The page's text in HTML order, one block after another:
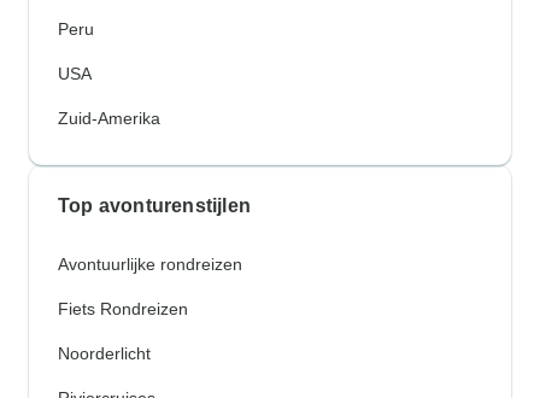
Peru
USA
Zuid-Amerika
Top avonturenstijlen
Avontuurlijke rondreizen
Fiets Rondreizen
Noorderlicht